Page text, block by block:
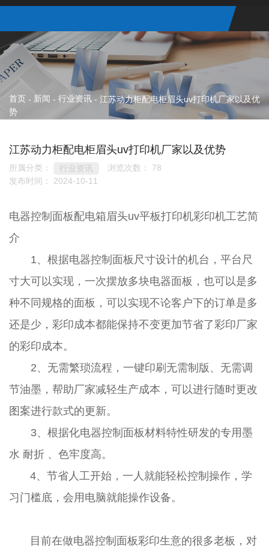
首页 - 新闻 - 行业资讯 - 江苏动力柜配电柜眉头uv打印机厂家以及优
势
江苏动力柜配电柜眉头uv打印机厂家以及优势
所属分类： 行业资讯 浏览次数： 78
发布时间： 2024-10-11
电器控制面板配电箱眉头uv平板打印机彩印机工艺简
介
1、根据电器控制面板尺寸设计的机台，平台尺
寸大可以实现，一次摆放多块电器面板，也可以是多
种不同规格的面板，可以实现不论客户下的订单是多
还是少，彩印成本都能保持不变更加节省了彩印厂家
的彩印成本。
2、无需繁琐流程，一键印刷无需制版、无需调
节油墨，帮助厂家减轻生产成本，可以进行随时更改
图案进行款式的更新。
3、根据化电器控制面板材料特性研发的专用墨
水 耐折 、色牢度高。
4、节省人工开始，一人就能轻松控制操作，学
习门槛底，会用电脑就能操作设备。
目前在做电器控制面板彩印生意的很多老板，对